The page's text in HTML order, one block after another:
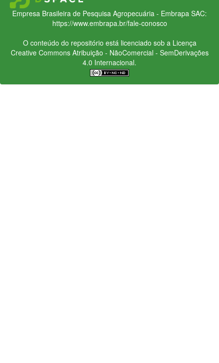
Empresa Brasileira de Pesquisa Agropecuária - Embrapa SAC:
https://www.embrapa.br/fale-conosco
O conteúdo do repositório está licenciado sob a Licença
Creative CommonsAtribuição - NãoComercial - SemDerivações
4.0 Internacional.